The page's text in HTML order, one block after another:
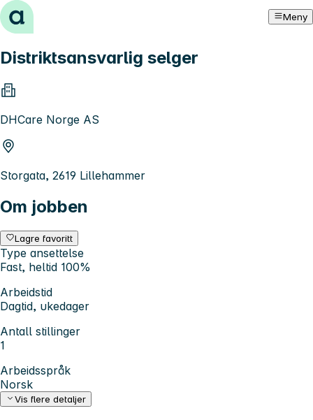
Hopp til innhold Meny
Distriktsansvarlig selger
DHCare Norge AS
Storgata, 2619 Lillehammer
Om jobben
Lagre favoritt
Type ansettelse
Fast, heltid 100%
Arbeidstid
Dagtid, ukedager
Antall stillinger
1
Arbeidsspråk
Norsk
Vis flere detaljer